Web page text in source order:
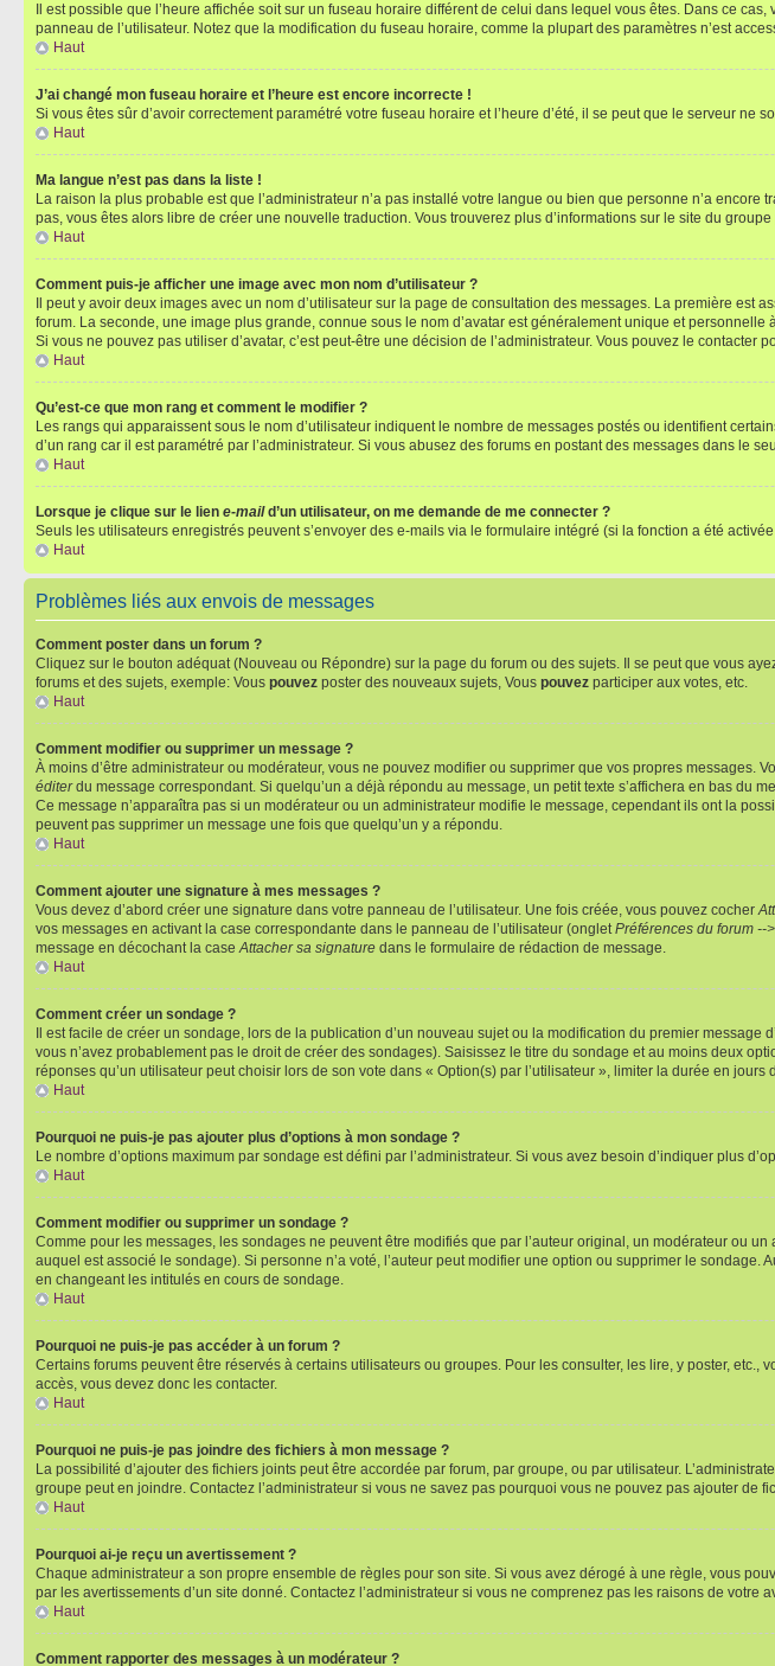
Il est possible que l’heure affichée soit sur un fuseau horaire différent de celui dans lequel vous êtes. Dans ce
panneau de l’utilisateur. Notez que la modification du fuseau horaire, comme la plupart des paramètres n’est
Haut
J’ai changé mon fuseau horaire et l’heure est encore incorrecte !
Si vous êtes sûr d’avoir correctement paramétré votre fuseau horaire et l’heure d’été, il se peut que le serveur ne
Haut
Ma langue n’est pas dans la liste !
La raison la plus probable est que l’administrateur n’a pas installé votre langue ou bien que personne n’a
pas, vous êtes alors libre de créer une nouvelle traduction. Vous trouverez plus d’informations sur le site du
Haut
Comment puis-je afficher une image avec mon nom d’utilisateur ?
Il peut y avoir deux images avec un nom d’utilisateur sur la page de consultation des messages. La première
forum. La seconde, une image plus grande, connue sous le nom d’avatar est généralement unique et
Si vous ne pouvez pas utiliser d’avatar, c’est peut-être une décision de l’administrateur. Vous pouvez le contacter
Haut
Qu’est-ce que mon rang et comment le modifier ?
Les rangs qui apparaissent sous le nom d’utilisateur indiquent le nombre de messages postés ou identifient
d’un rang car il est paramétré par l’administrateur. Si vous abusez des forums en postant des messages dans le
Haut
Lorsque je clique sur le lien e-maild’un utilisateur, on me demande de me connecter ?
Seuls les utilisateurs enregistrés peuvent s’envoyer des e-mails via le formulaire intégré (si la fonction a été
Haut
Problèmes liés aux envois de messages
Comment poster dans un forum ?
Cliquez sur le bouton adéquat (Nouveau ou Répondre) sur la page du forum ou des sujets. Il se peut que vous
forums et des sujets, exemple: Vous pouvez poster des nouveaux sujets, Vous pouvez participer aux votes, etc.
Haut
Comment modifier ou supprimer un message ?
À moins d’être administrateur ou modérateur, vous ne pouvez modifier ou supprimer que vos propres
éditerdu message correspondant. Si quelqu’un a déjà répondu au message, un petit texte s’affichera en bas du
Ce message n’apparaîtra pas si un modérateur ou un administrateur modifie le message, cependant ils ont la
peuvent pas supprimer un message une fois que quelqu’un y a répondu.
Haut
Comment ajouter une signature à mes messages ?
Vous devez d’abord créer une signature dans votre panneau de l’utilisateur. Une fois créée, vous pouvez cocher
vos messages en activant la case correspondante dans le panneau de l’utilisateur (ongletPréférences du forum --
message en décochant la caseAttacher sa signature dans le formulaire de rédaction de message.
Haut
Comment créer un sondage ?
Il est facile de créer un sondage, lors de la publication d’un nouveau sujet ou la modification du premier message
vous n’avez probablement pas le droit de créer des sondages). Saisissez le titre du sondage et au moins deux
réponses qu’un utilisateur peut choisir lors de son vote dans « Option(s) par l’utilisateur », limiter la durée en
Haut
Pourquoi ne puis-je pas ajouter plus d’options à mon sondage ?
Le nombre d’options maximum par sondage est défini par l’administrateur. Si vous avez besoin d’indiquer plus
Haut
Comment modifier ou supprimer un sondage ?
Comme pour les messages, les sondages ne peuvent être modifiés que par l’auteur original, un modérateur ou
auquel est associé le sondage). Si personne n’a voté, l’auteur peut modifier une option ou supprimer le
en changeant les intitulés en cours de sondage.
Haut
Pourquoi ne puis-je pas accéder à un forum ?
Certains forums peuvent être réservés à certains utilisateurs ou groupes. Pour les consulter, les lire, y poster,
accès, vous devez donc les contacter.
Haut
Pourquoi ne puis-je pas joindre des fichiers à mon message ?
La possibilité d’ajouter des fichiers joints peut être accordée par forum, par groupe, ou par utilisateur.
groupe peut en joindre. Contactez l’administrateur si vous ne savez pas pourquoi vous ne pouvez pas ajouter de
Haut
Pourquoi ai-je reçu un avertissement ?
Chaque administrateur a son propre ensemble de règles pour son site. Si vous avez dérogé à une règle, vous
par les avertissements d’un site donné. Contactez l’administrateur si vous ne comprenez pas les raisons de votre
Haut
Comment rapporter des messages à un modérateur ?